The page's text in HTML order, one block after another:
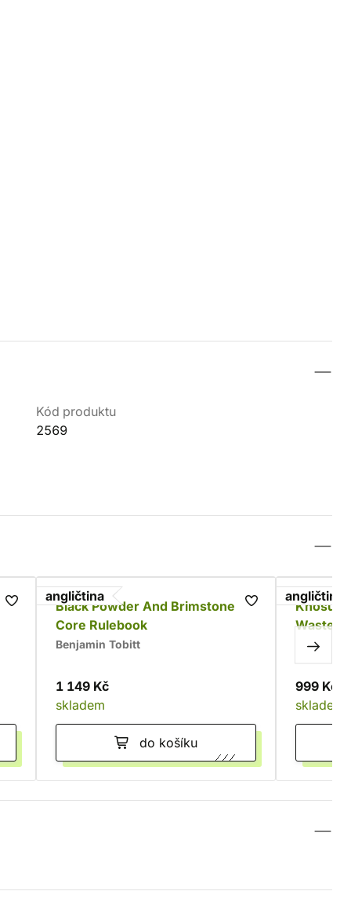
Kód produktu
2569
angličtina
Black Powder And Brimstone
Core Rulebook
Benjamin Tobitt
1 149 Kč
skladem
do košíku
angličtina
999 Kč
skladem